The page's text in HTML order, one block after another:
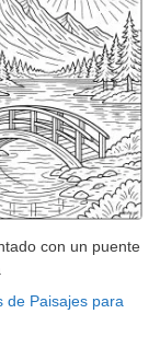
con un puente
de Paisajes para